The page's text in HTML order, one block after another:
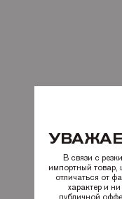
В связи с
импортный товар,
отличаться от
характер и
публичной